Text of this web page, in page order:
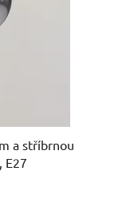
a stříbrnou
E27